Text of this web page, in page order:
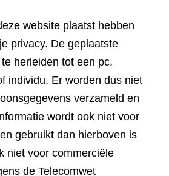
website plaatst hebben
privacy. De geplaatste
herleiden tot een pc,
individu. Er worden dus niet
verzameld en
wordt ook niet voor
gebruikt dan hierboven is
niet voor commerciële
de Telecomwet